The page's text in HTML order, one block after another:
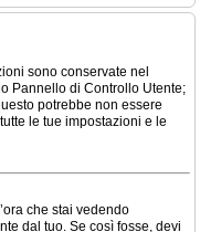
sono conservate nel
Pannello di Controllo Utente;
potrebbe non essere
le tue impostazioni e le
che stai vedendo
dal tuo. Se così fosse, devi